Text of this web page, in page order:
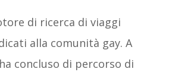
di ricerca di viaggi
alla comunità gay. A
concluso di percorso di